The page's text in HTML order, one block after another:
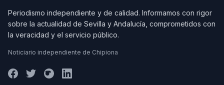
Periodismo independiente y de calidad. Informamos con rigor
sobre la actualidad de Sevilla y Andalucía, comprometidos con
la veracidad y el servicio público.
Noticiario independiente de Chipiona